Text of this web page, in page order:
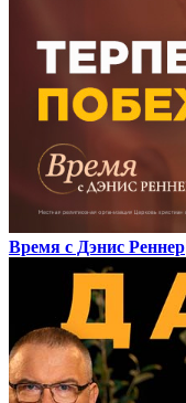
Время с Дэнис Реннер